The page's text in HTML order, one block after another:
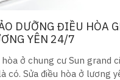
DƯỠNG ĐIỀU HÒA
YÊN 24/7
ở chung cư Sun grand
có. Sửa điều hòa ở lương